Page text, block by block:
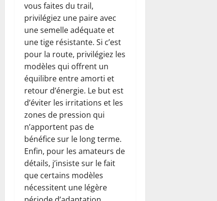
vous faites du trail,
privilégiez une paire avec
une semelle adéquate et
une tige résistante. Si c’est
pour la route, privilégiez les
modèles qui offrent un
équilibre entre amorti et
retour d’énergie. Le but est
d’éviter les irritations et les
zones de pression qui
n’apportent pas de
bénéfice sur le long terme.
Enfin, pour les amateurs de
détails, j’insiste sur le fait
que certains modèles
nécessitent une légère